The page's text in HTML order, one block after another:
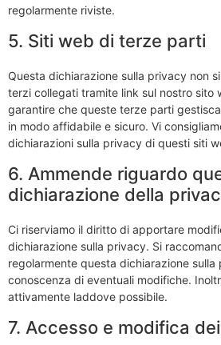
regolarmente riviste.
5. Siti web di terze parti
Questa dichiarazione sulla privacy non
terzi collegati tramite link sul nostro sito
garantire che queste terze parti
in modo affidabile e sicuro. Vi
dichiarazioni sulla privacy di questi siti
6. Ammende riguardo
dichiarazione della
Ci riserviamo il diritto di apportare
dichiarazione sulla privacy. Si
regolarmente questa dichiarazione sulla
conoscenza di eventuali modifiche.
attivamente laddove possibile.
7. Accesso e modifica